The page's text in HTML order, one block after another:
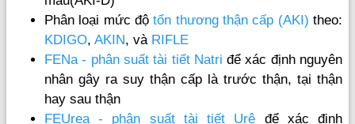
Phân loại mức độtổn thương thận cấp (AKI) theo:
KDIGO, AKIN, và RIFLE
FENa - phân suất tài tiết Natri để xác định nguyên
nhân gây ra suy thận cấp là trước thận, tại thận
hay sau thận
FEUrea - phân suất tài tiết Urê để xác định